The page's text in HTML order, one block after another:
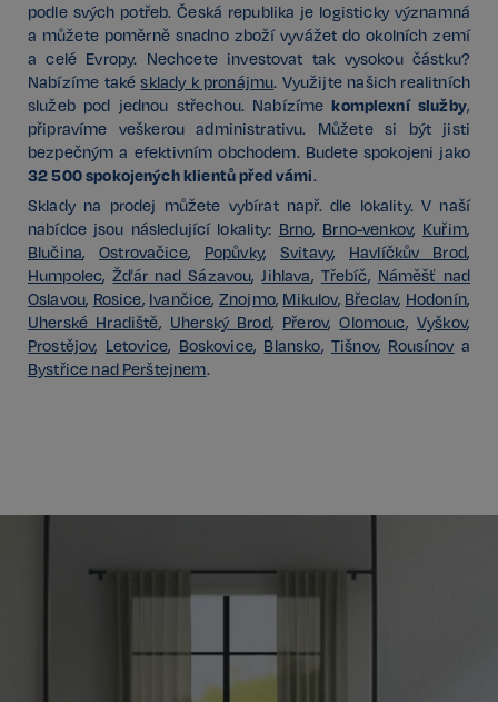
podle svých potřeb. Česká republika je logisticky významná
a můžete poměrně snadno zboží vyvážet do okolních zemí
a celé Evropy. Nechcete investovat tak vysokou částku?
Nabízíme takésklady k pronájmu. Využijte našich realitních
služeb pod jednou střechou. Nabízímekomplexní služby,
připravíme veškerou administrativu. Můžete si být jisti
bezpečným a efektivním obchodem. Budete spokojeni jako
32 500 spokojených klientů před vámi.
Sklady na prodej můžete vybírat např. dle lokality. V naší
nabídce jsou následující lokality: Brno, Brno-venkov, Kuřim,
Blučina,Ostrovačice, Popůvky, Svitavy, Havlíčkův Brod,
Humpolec,Žďár nad Sázavou,Jihlava, Třebíč, Náměšť nad
Oslavou, Rosice, Ivančice, Znojmo, Mikulov, Břeclav, Hodonín,
Uherské Hradiště, Uherský Brod, Přerov,Olomouc, Vyškov,
Prostějov, Letovice, Boskovice, Blansko, Tišnov, Rousínov a
Bystřice nad Perštejnem.
Funkční
Nezařazené soubory
Kategorie Nezbytné umožňuje základní funkce
webových stránek, jako je přihlášení uživatele a
správa účtu. Bez této kategorie nelze webové
stránky řádně používat. Tato kategorie je vždy
povolena a zahrnuje také uložení, která jsou
nezbytná pro zajištění bezpečného provozu našich
služeb.
Název
Poskytovatel /
Doména
Vyprší
_GRECAPTCHA
Google LLC
www.google.com
5 měsíců
3 týdny